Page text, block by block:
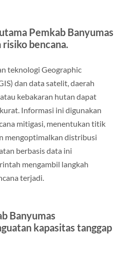
Pemkab Banyumas
bencana.
teknologi Geographic
dan data satelit, daerah
kebakaran hutan dapat
Informasi ini digunakan
mitigasi, menentukan titik
mengoptimalkan distribusi
berbasis data ini
mengambil langkah
terjadi.
Banyumas
kapasitas tanggap